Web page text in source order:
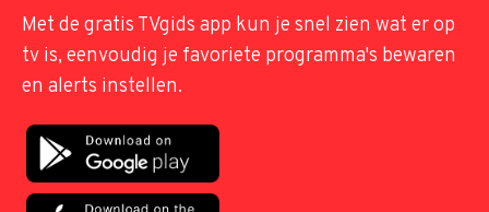
Met de gratis TVgids app kun je snel zien wat er op
tv is, eenvoudig je favoriete programma's bewaren
en alerts instellen.